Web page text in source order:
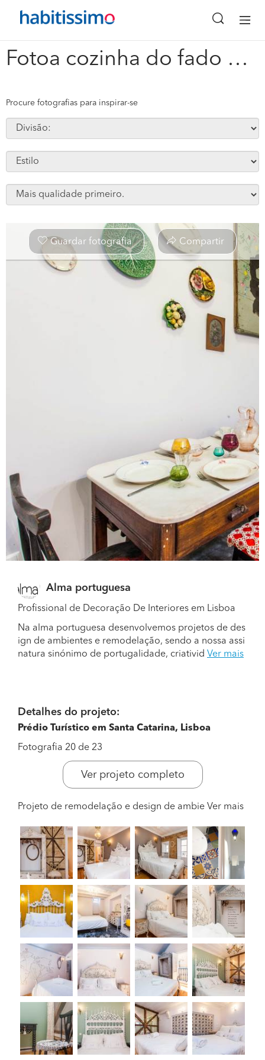
Fotoa cozinha do fado #25149
x
Procure fotografias para inspirar-se
Guardar fotografia Compartir
Alma portuguesa
Profissional de Decoração De Interiores em Lisboa
Na alma portuguesa desenvolvemos projetos de des
ign de ambientes e remodelação, sendo a nossa assi
natura sinónimo de portugalidade, criativid Ver mais
Detalhes do projeto:
Prédio Turístico em Santa Catarina, Lisboa
Fotografia 20 de 23
Ver projeto completo
Projeto de remodelação e design de ambie Ver mais